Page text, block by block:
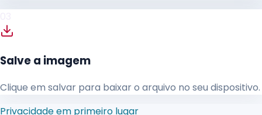
Salve a imagem
Clique em salvar para baixar o arquivo no seu dispositivo.
Privacidade em primeiro lugar